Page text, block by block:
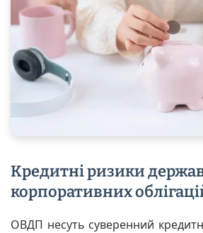
Кредитні ризики
корпоративних
ОВДП несуть суверенний